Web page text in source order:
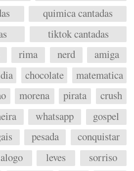
quimica cantadas
tiktok cantadas
rima nerd
amiga
chocolate
matematica
morena pirata
crush
whatsapp
gospel
pesada
conquistar
leves
sorriso